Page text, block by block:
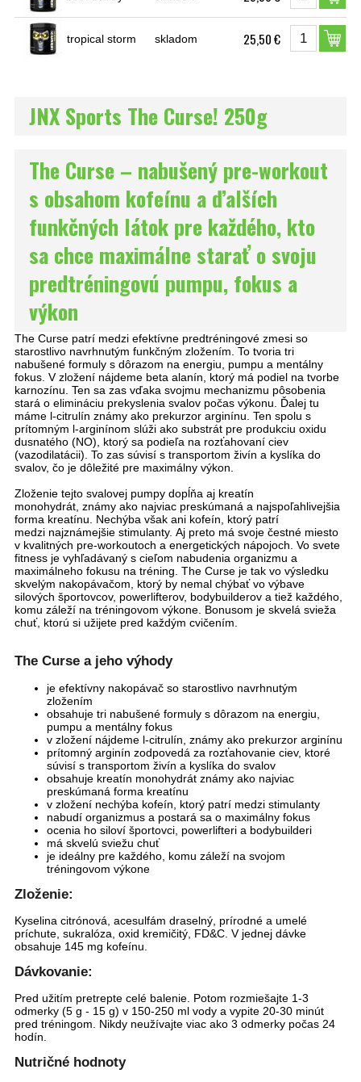
tropical storm skladom 25,50 €
JNX Sports The Curse! 250g
The Curse – nabušený pre-workout
s obsahom kofeínu a ďalších
funkčných látok pre každého, kto
sa chce maximálne starať o svoju
predtréningovú pumpu, fokus a
výkon
The Curse patrí medzi efektívne predtréningové zmesi so
starostlivo navrhnutým funkčným zložením. To tvoria tri
nabušené formuly s dôrazom na energiu, pumpu a mentálny
fokus. V zložení nájdeme beta alanín, ktorý má podiel na tvorbe
karnozínu. Ten sa zas vďaka svojmu mechanizmu pôsobenia
stará o elimináciu prekyslenia svalov počas výkonu. Ďalej tu
máme l-citrulín známy ako prekurzor arginínu. Ten spolu s
prítomným l-arginínom slúži ako substrát pre produkciu oxidu
dusnatého (NO), ktorý sa podieľa na rozťahovaní ciev
(vazodilatácii). To zas súvisí s transportom živín a kyslíka do
svalov, čo je dôležité pre maximálny výkon.
Zloženie tejto svalovej pumpy dopĺňa aj kreatín
monohydrát, známy ako najviac preskúmaná a najspoľahlivejšia
forma kreatínu. Nechýba však ani kofeín, ktorý patrí
medzi najznámejšie stimulanty. Aj preto má svoje čestné miesto
v kvalitných pre-workoutoch a energetických nápojoch. Vo svete
fitness je vyhľadávaný s cieľom nabudenia organizmu a
maximálneho fokusu na tréning. The Curse je tak vo výsledku
skvelým nakopávačom, ktorý by nemal chýbať vo výbave
silových športovcov, powerlifterov, bodybuilderov a tiež každého,
komu záleží na tréningovom výkone. Bonusom je skvelá svieža
chuť, ktorú si užijete pred každým cvičením.
The Curse a jeho výhody
je efektívny nakopávač so starostlivo navrhnutým
zložením
obsahuje tri nabušené formuly s dôrazom na energiu,
pumpu a mentálny fokus
v zložení nájdeme l-citrulín, známy ako prekurzor arginínu
prítomný arginín zodpovedá za rozťahovanie ciev, ktoré
súvisí s transportom živín a kyslíka do svalov
obsahuje kreatín monohydrát známy ako najviac
preskúmaná forma kreatínu
v zložení nechýba kofeín, ktorý patrí medzi stimulanty
nabudí organizmus a postará sa o maximálny fokus
ocenia ho siloví športovci, powerlifteri a bodybuilderi
má skvelú sviežu chuť
je ideálny pre každého, komu záleží na svojom
tréningovom výkone
Zloženie:
Kyselina citrónová, acesulfám draselný, prírodné a umelé
príchute, sukralóza, oxid kremičitý, FD&C. V jednej dávke
obsahuje 145 mg kofeínu.
Dávkovanie:
Pred užitím pretrepte celé balenie. Potom rozmiešajte 1-3
odmerky (5 g - 15 g) v 150-250 ml vody a vypite 20-30 minút
pred tréningom. Nikdy neužívajte viac ako 3 odmerky počas 24
hodín.
Nutričné hodnoty